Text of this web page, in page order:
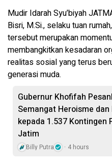
Mudir Idarah Syu’biyah
Bisri, M.Si., selaku tuan
tersebut merupakan
membangkitkan kesadaran
realitas sosial yang terus
generasi muda.
Gubernur Khofifah
Semangat Heroisme
kepada 1.537 Kontingen
Jatim
Billy Putra 4 hours